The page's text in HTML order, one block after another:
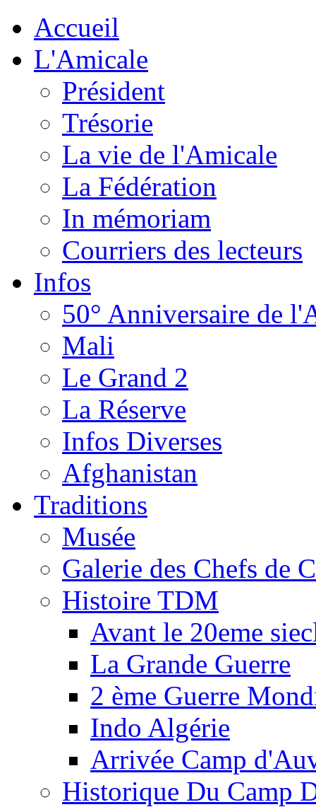
Accueil
L'Amicale
Président
Trésorie
La vie de l'Amicale
La Fédération
In mémoriam
Courriers des lecteurs
Infos
50° Anniversaire de
Mali
Le Grand 2
La Réserve
Infos Diverses
Afghanistan
Traditions
Musée
Galerie des Chefs de
Histoire TDM
Avant le 20eme
La Grande Guerre
2 ème Guerre
Indo Algérie
Arrivée Camp
Historique Du Camp